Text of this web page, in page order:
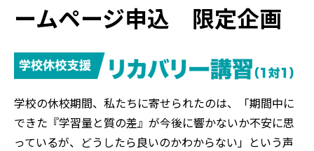
ームページ申込 限定企画
学校の休校期間、私たちに寄せられたのは、「期間中に
できた『学習量と質の差』が今後に響かないか不安に思
っているが、どうしたら良いのかわからない」という声